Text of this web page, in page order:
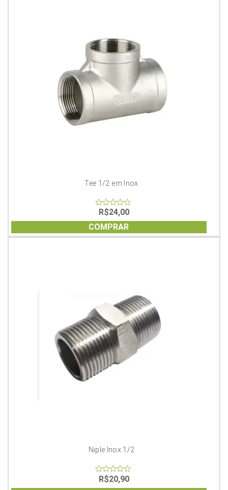
Tee 1/2 em Inox
of
5
R$24,00
COMPRAR
Niple Inox 1/2
out
R$20,90